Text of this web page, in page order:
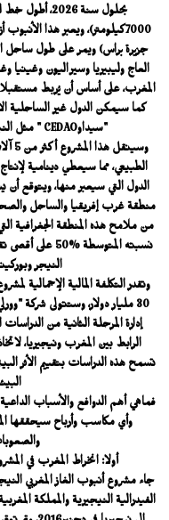
جزيرة براس) ويمر على طول ساحل
العاج وليبيريا وسيراليون وغينيا
المغرب، على أساس أن يُربط مستقبلا
كما سيمكن الدول غير الساحلية
"سيداوCEDAO " مثل النيجر، بوركينا فاسو ومالي من التزود بالغاز.
الطبيعي، مما سيعطي دينامية
منطقة غرب إفريقيا والساحل
من ملامح هذه المنطقة الجغرافية
نسبته
النيجر وبوركينا
30 مليار دولار، وستتولى شركة
إدارة المرحلة الثانية من
تسمح هذه الدراسات بتقييم الأثر
فماهي أهم الدوافع والأسباب
وأي مكاسب وأرباح سيحققها
أولا: انخراط المغرب في
جاء مشروع أنبوب الغاز المغربي
الفيدرالية النيجيرية والمملكة